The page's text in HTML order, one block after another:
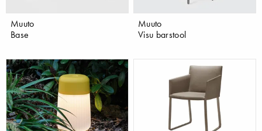
Muuto
Base
Muuto
Visu barstool